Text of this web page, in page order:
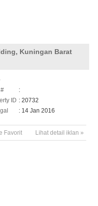
Kuningan Barat
:
ID : 20732
: 14 Jan 2016
Lihat detail iklan »
Favorit